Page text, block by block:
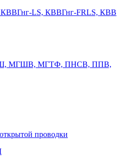
LS, КВВГнг-FRLS, КВВ
МГШВ, МГТФ, ПНСВ, ППВ,
проводки